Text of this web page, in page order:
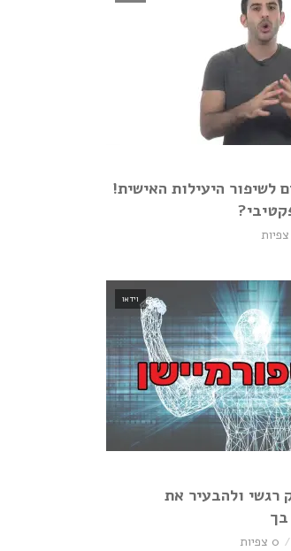
– 5 טיפים לשיפור היעילות האישית!
וידאו
רגשי ולהבעיר את
בך
0 צפיות